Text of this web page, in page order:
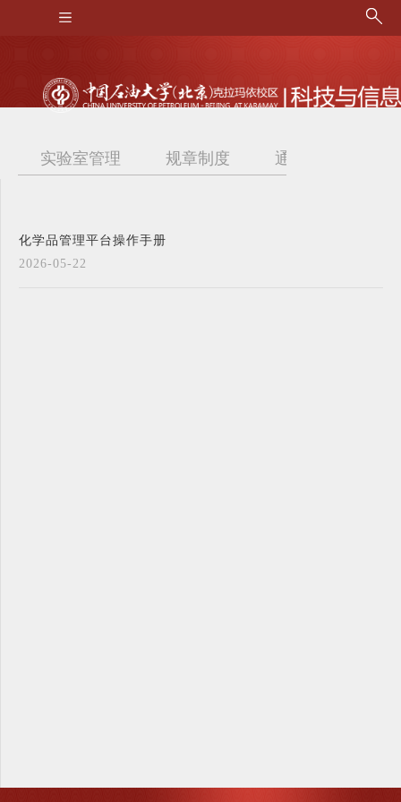
实验室管理 规章制度 通知公告
化学品管理平台操作手册
2026-05-22